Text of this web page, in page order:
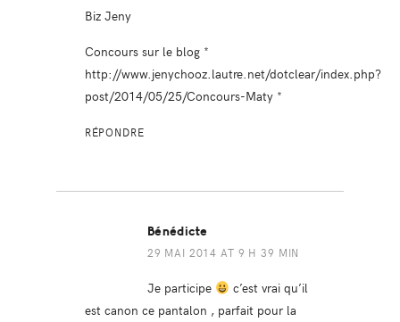
Biz Jeny
Concours sur le blog *
http://www.jenychooz.lautre.net/dotclear/index.php?
post/2014/05/25/Concours-Maty*
RÉPONDRE
Bénédicte
29 MAI 2014 AT 9 H 39 MIN
Je participe
c’est vrai qu’il
est canon ce pantalon , parfait pour la